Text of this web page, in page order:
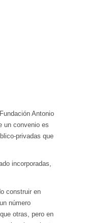
Antonio
un convenio es
privadas que
incorporadas,
construir en
número
otras, pero en